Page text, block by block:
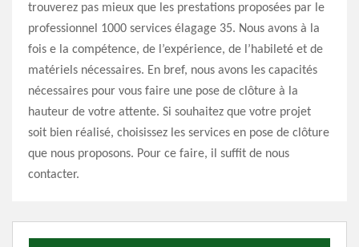
trouverez pas mieux que les prestations proposées par le
professionnel 1000 services élagage 35. Nous avons à la
fois e la compétence, de l’expérience, de l’habileté et de
matériels nécessaires. En bref, nous avons les capacités
nécessaires pour vous faire une pose de clôture à la
hauteur de votre attente. Si souhaitez que votre projet
soit bien réalisé, choisissez les services en pose de clôture
que nous proposons. Pour ce faire, il suffit de nous
contacter.